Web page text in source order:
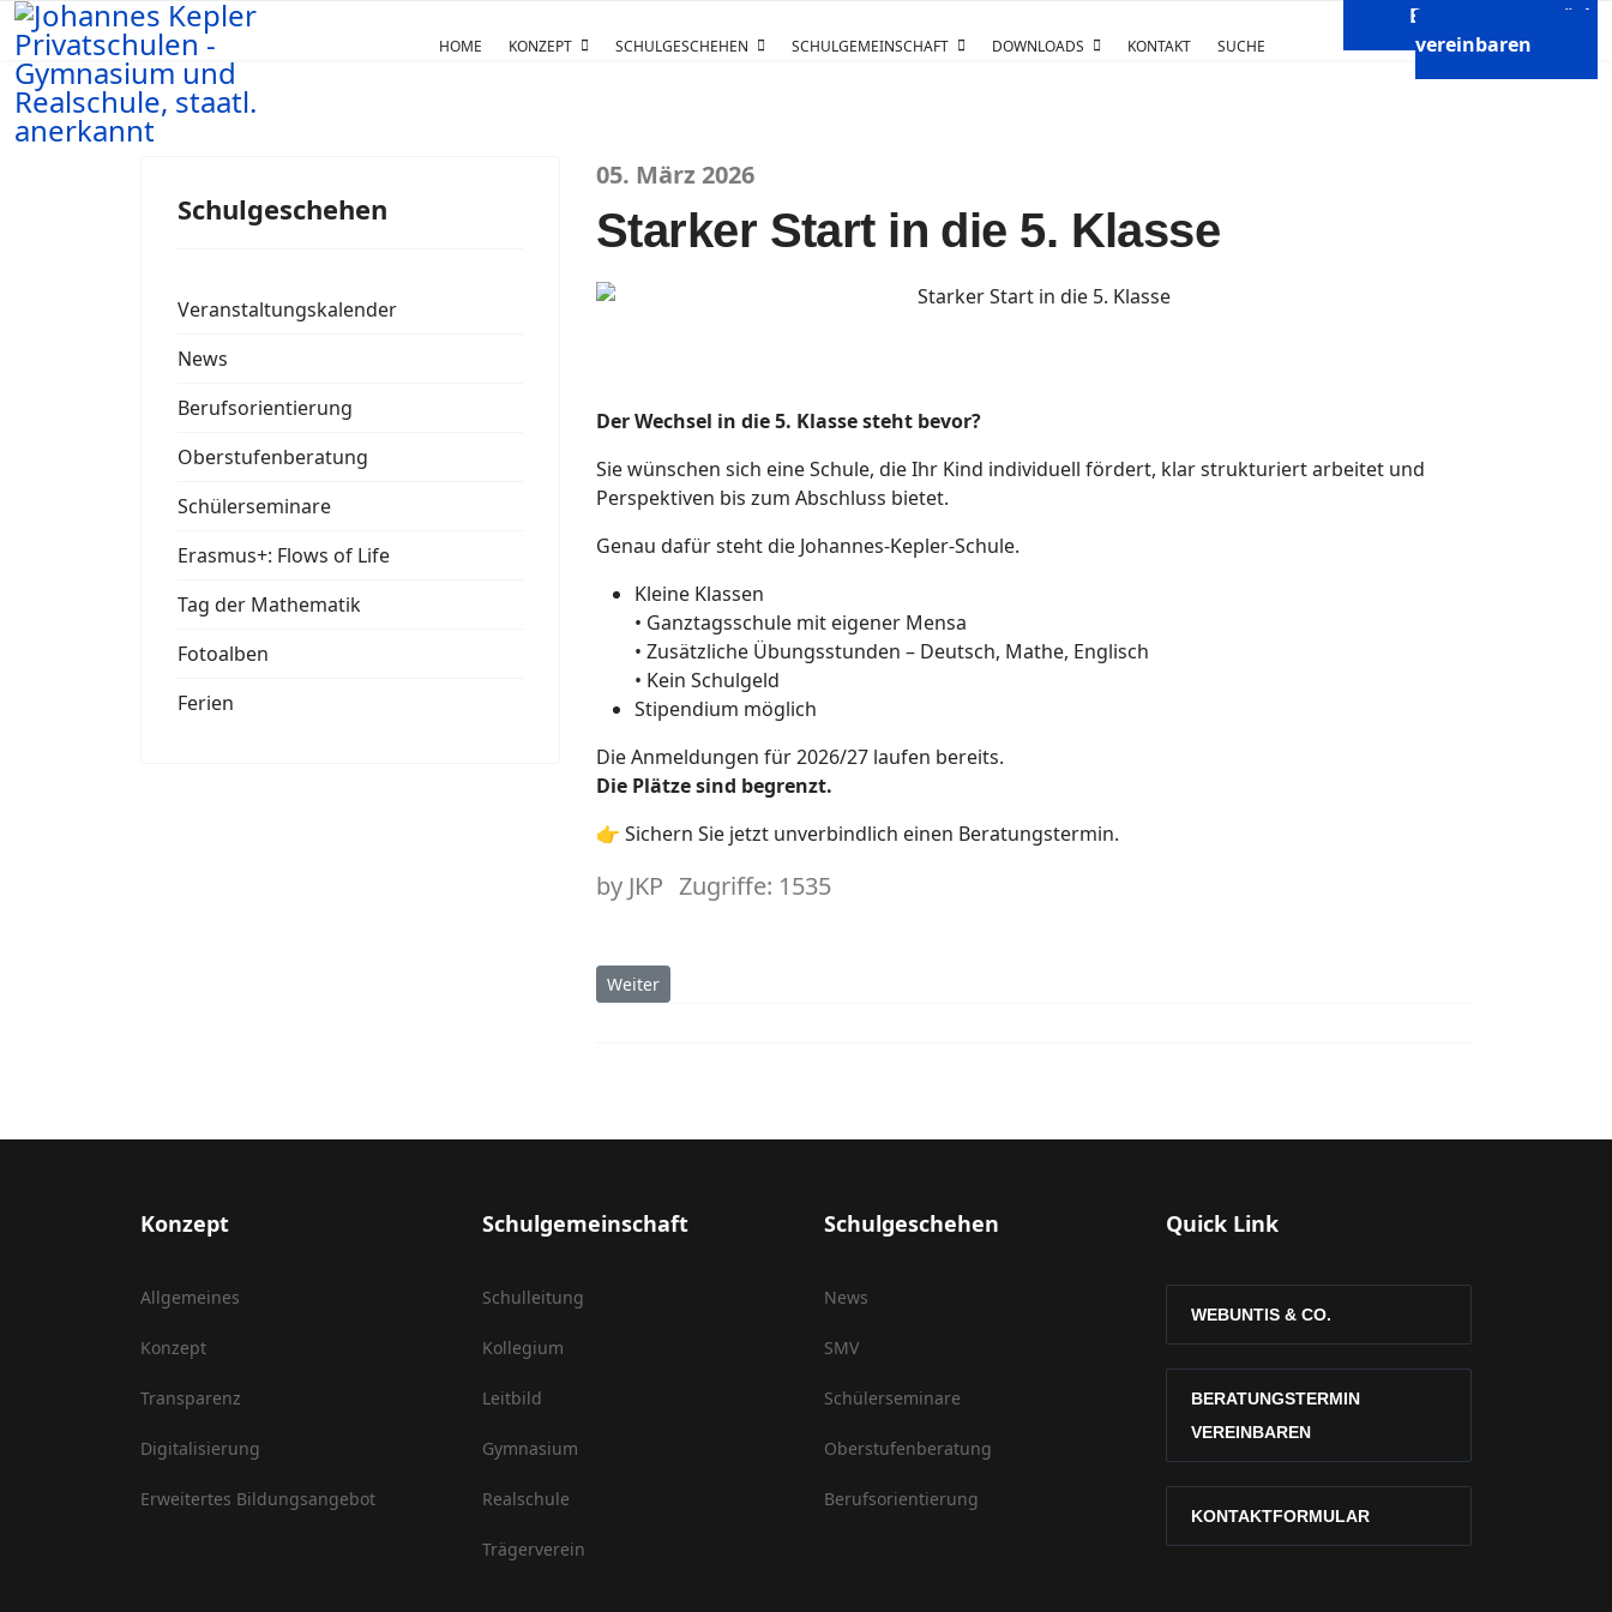
Beratungsgespräch
vereinbaren
HOME KONZEPT SCHULGESCHEHEN SCHULGEMEINSCHAFT DOWNLOADS KONTAKT SUCHE
Schulgeschehen
Veranstaltungskalender
News
Berufsorientierung
Oberstufenberatung
Schülerseminare
Erasmus+: Flows of Life
Tag der Mathematik
Fotoalben
Ferien
Starker Start in die 5. Klasse
Der Wechsel in die 5. Klasse steht bevor?
Sie wünschen sich eine Schule, die Ihr Kind individuell fördert, klar strukturiert arbeitet und
Perspektiven bis zum Abschluss bietet.
Genau dafür steht die Johannes-Kepler-Schule.
Kleine Klassen
• Ganztagsschule mit eigener Mensa
• Zusätzliche Übungsstunden – Deutsch, Mathe, Englisch
• Kein Schulgeld
Stipendium möglich
Die Anmeldungen für 2026/27 laufen bereits.
Die Plätze sind begrenzt.
👉 Sichern Sie jetzt unverbindlich einen Beratungstermin.
by JKP
05. März 2026
Zugriffe: 1535
Nächster Beitrag: MINT-Wettbewerbe 2026
Weiter
Konzept
Allgemeines
Konzept
Transparenz
Digitalisierung
Erweitertes Bildungsangebot
Schulgemeinschaft
Schulleitung
Kollegium
Leitbild
Gymnasium
Realschule
Trägerverein
Schulgeschehen
News
SMV
Schülerseminare
Oberstufenberatung
Berufsorientierung
Quick Link
WEBUNTIS & CO.
BERATUNGSTERMIN
VEREINBAREN
KONTAKTFORMULAR